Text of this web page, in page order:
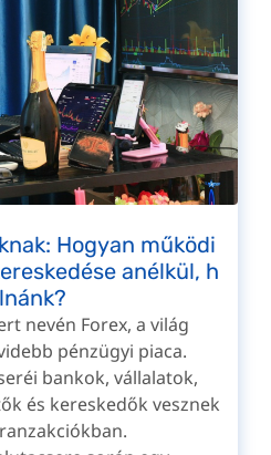
Hogyan működi
anélkül, h
nevén Forex, a világ
pénzügyi piaca.
bankok, vállalatok,
és kereskedők vesznek